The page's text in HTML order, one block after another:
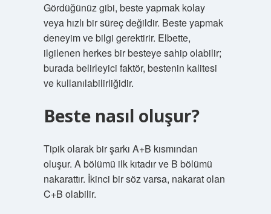
Gördüğünüz gibi, beste yapmak kolay
veya hızlı bir süreç değildir. Beste yapmak
deneyim ve bilgi gerektirir. Elbette,
ilgilenen herkes bir besteye sahip olabilir;
burada belirleyici faktör, bestenin kalitesi
ve kullanılabilirliğidir.
Beste nasıl oluşur?
Tipik olarak bir şarkı A+B kısmından
oluşur. A bölümü ilk kıtadır ve B bölümü
nakarattır. İkinci bir söz varsa, nakarat olan
C+B olabilir.